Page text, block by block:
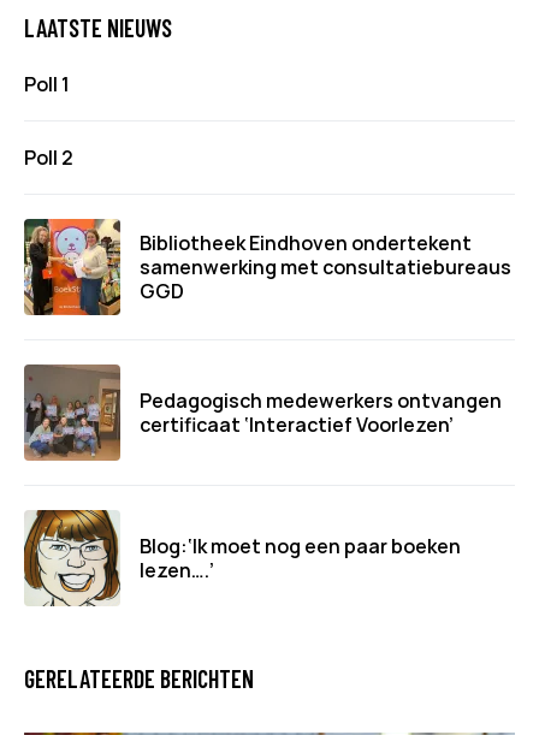
LAATSTE NIEUWS
Poll 1
Poll 2
Bibliotheek Eindhoven ondertekent
samenwerking met consultatiebureaus
GGD
Pedagogisch medewerkers ontvangen
certificaat ‘Interactief Voorlezen’
Blog:‘Ik moet nog een paar boeken
lezen….’
GERELATEERDE BERICHTEN